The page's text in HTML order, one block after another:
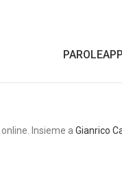
PAROLE
Insieme a Gianrico